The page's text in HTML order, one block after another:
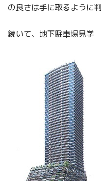
の良さは手に取るように
続いて、地下駐車場見学